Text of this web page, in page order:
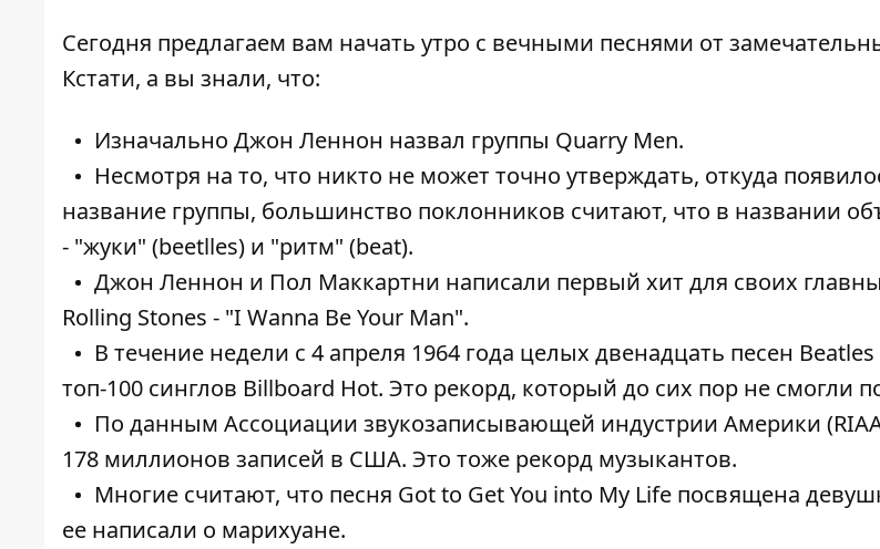
Сегодня предлагаем вам начать утро с вечными песнями от
Кстати, а вы знали, что:
Изначально Джон Леннон назвал группы Quarry Men.
Несмотря на то, что никто не может точно утверждать, откуда
название группы, большинство поклонников считают, что в названии
- "жуки" (beetlles) и "ритм" (beat).
Джон Леннон и Пол Маккартни написали первый хит для своих
Rolling Stones - "I Wanna Be Your Man".
В течение недели с 4 апреля 1964 года целых двенадцать песен
топ-100 синглов Billboard Hot. Это рекорд, который до сих пор не смогли
По данным Ассоциации звукозаписывающей индустрии Америки
178 миллионов записей в США. Это тоже рекорд музыкантов.
Многие считают, что песня Got to Get You into My Life посвящена
ее написали о марихуане.